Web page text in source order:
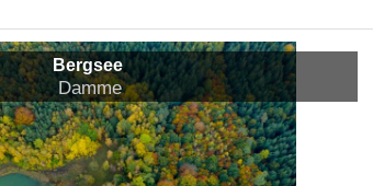
Bergsee
Damme